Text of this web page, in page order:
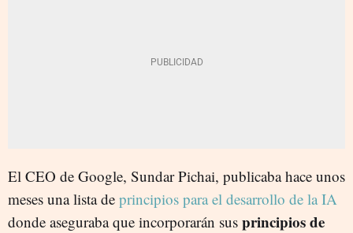
El CEO de Google, Sundar Pichai, publicaba hace unos
meses una lista de principios para el desarrollo de la IA
donde aseguraba que incorporarán sus principios de